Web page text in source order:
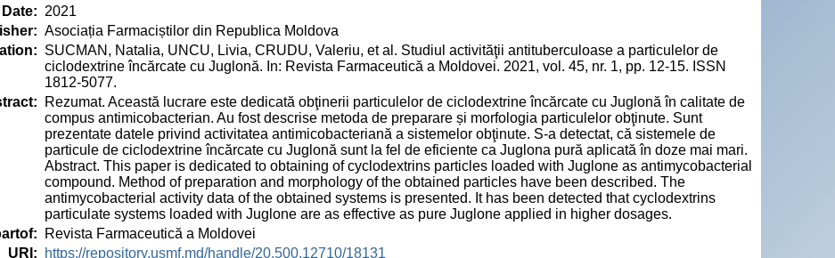
Date: 2021
: Asociația Farmaciștilor din Republica Moldova
: SUCMAN, Natalia, UNCU, Livia, CRUDU, Valeriu, et al. Studiul activităţii antituberculoase a particulelor de
ciclodextrine încărcate cu Juglonă. In: Revista Farmaceutică a Moldovei. 2021, vol. 45, nr. 1, pp. 12-15. ISSN
1812-5077.
:
Rezumat. Această lucrare este dedicată obţinerii particulelor de ciclodextrine încărcate cu Juglonă în calitate de
compus antimicobacterian. Au fost descrise metoda de preparare și morfologia particulelor obţinute. Sunt
prezentate datele privind activitatea antimicobacteriană a sistemelor obţinute. S-a detectat, că sistemele de
particule de ciclodextrine încărcate cu Juglonă sunt la fel de eficiente ca Juglona pură aplicată în doze mai mari.
Abstract. This paper is dedicated to obtaining of cyclodextrins particles loaded with Juglone as antimycobacterial
compound. Method of preparation and morphology of the obtained particles have been described. The
antimycobacterial activity data of the obtained systems is presented. It has been detected that cyclodextrins
particulate systems loaded with Juglone are as effective as pure Juglone applied in higher dosages.
:
Revista Farmaceutică a Moldovei
URI : https://repository.usmf.md/handle/20.500.12710/18131